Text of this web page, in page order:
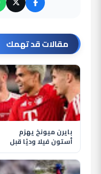
مقالات قد تهمك
بايرن ميونخ يهزم
أستون فيلا وديًا قبل
انطلاق الموسم الجديد